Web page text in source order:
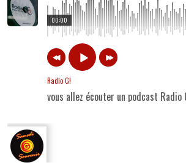
00:00
Radio G!
vous allez écouter un podcast